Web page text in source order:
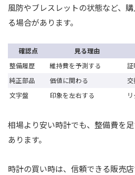
風防やブレスレットの状態など、
る場合があります。
確認点 見る理由
整備履歴
維持費を予測する
証
純正部品
価値に関わる
文字盤
印象を左右する
相場より安い時計でも、整備費を
あります。
時計の買い時は、信頼できる販売